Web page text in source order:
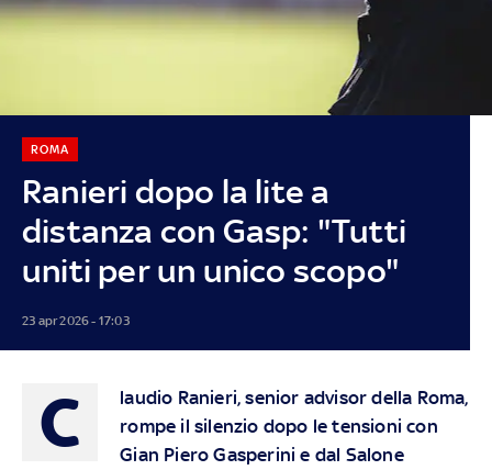
Ranieri dopo la lite a
distanza con Gasp: "Tutti
uniti per un unico scopo"
ROMA
23 apr 2026 - 17:03
C
laudio Ranieri, senior advisor della Roma,
rompe il silenzio dopo le tensioni con
Gian Piero Gasperini e dal Salone